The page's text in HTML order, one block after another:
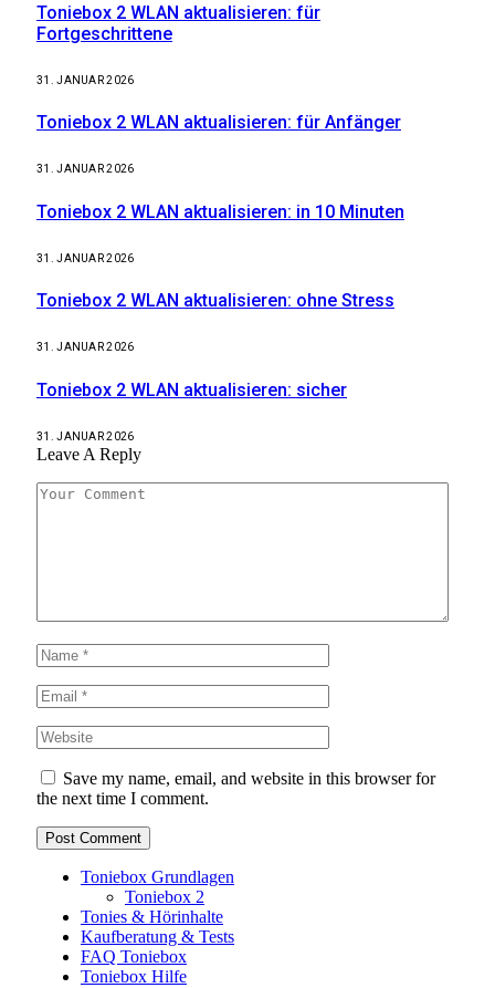
Toniebox 2 WLAN aktualisieren: für
Fortgeschrittene
31. JANUAR 2026
Toniebox 2 WLAN aktualisieren: für Anfänger
31. JANUAR 2026
Toniebox 2 WLAN aktualisieren: in 10 Minuten
31. JANUAR 2026
Toniebox 2 WLAN aktualisieren: ohne Stress
31. JANUAR 2026
Toniebox 2 WLAN aktualisieren: sicher
31. JANUAR 2026
Leave A Reply
Save my name, email, and website in this browser for
the next time I comment.
Toniebox Grundlagen
Toniebox 2
Tonies & Hörinhalte
Kaufberatung & Tests
FAQ Toniebox
Toniebox Hilfe